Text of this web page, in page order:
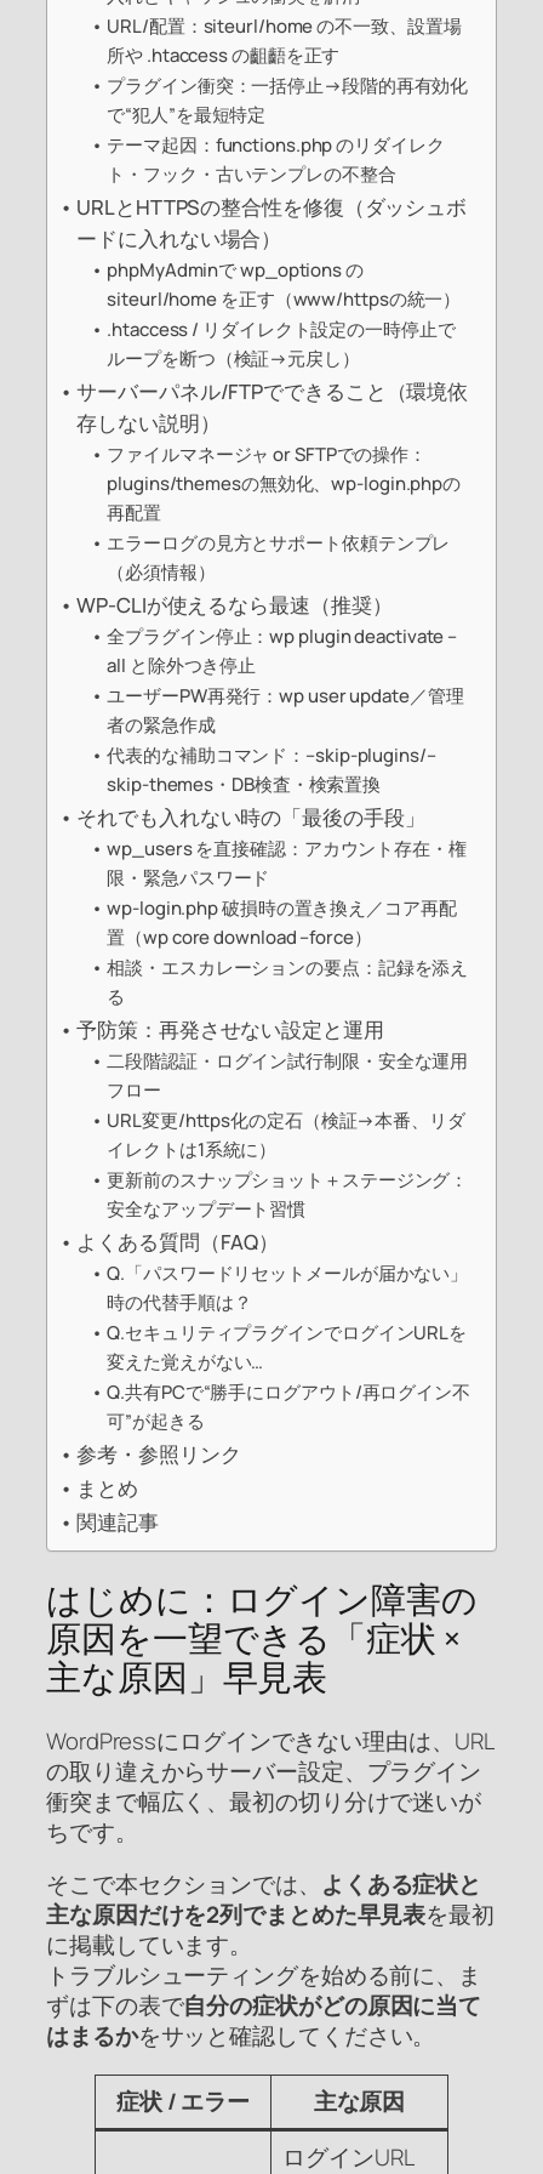
URL/配置：siteurl/home の不一致、設置場
所や .htaccess の齟齬を正す
プラグイン衝突：一括停止→段階的再有効化
で“犯人”を最短特定
テーマ起因：functions.php のリダイレク
ト・フック・古いテンプレの不整合
URLとHTTPSの整合性を修復（ダッシュボ
ードに入れない場合）
phpMyAdminで wp_options の
siteurl/home を正す（www/httpsの統一）
.htaccess / リダイレクト設定の一時停止で
ループを断つ（検証→元戻し）
サーバーパネル/FTPでできること（環境依
存しない説明）
ファイルマネージャ or SFTPでの操作：
plugins/themesの無効化、wp-login.phpの
再配置
エラーログの見方とサポート依頼テンプレ
（必須情報）
WP-CLIが使えるなら最速（推奨）
全プラグイン停止：wp plugin deactivate –
all と除外つき停止
ユーザーPW再発行：wp user update／管理
者の緊急作成
代表的な補助コマンド：–skip-plugins/–
skip-themes・DB検査・検索置換
それでも入れない時の「最後の手段」
wp_users を直接確認：アカウント存在・権
限・緊急パスワード
wp-login.php 破損時の置き換え／コア再配
置（wp core download –force）
相談・エスカレーションの要点：記録を添え
る
予防策：再発させない設定と運用
二段階認証・ログイン試行制限・安全な運用
フロー
URL変更/https化の定石（検証→本番、リダ
イレクトは1系統に）
更新前のスナップショット＋ステージング：
安全なアップデート習慣
よくある質問（FAQ）
Q.「パスワードリセットメールが届かない」
時の代替手順は？
Q.セキュリティプラグインでログインURLを
変えた覚えがない…
Q.共有PCで“勝手にログアウト/再ログイン不
可”が起きる
参考・参照リンク
まとめ
関連記事
はじめに：ログイン障害の
原因を一望できる「症状 ×
主な原因」早見表
WordPressにログインできない理由は、URL
の取り違えからサーバー設定、プラグイン
衝突まで幅広く、最初の切り分けで迷いが
ちです。
そこで本セクションでは、 よくある症状と
主な原因だけを2列でまとめた早見表を最初
に掲載しています。
トラブルシューティングを始める前に、ま
ずは下の表で自分の症状がどの原因に当て
はまるかをサッと確認してください。
症状 / エラー
主な原因
ログインURL